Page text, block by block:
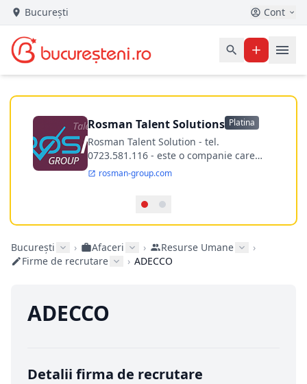
București Cont
Rosman Talent Solutions Platina
Rosman Talent Solution - tel.
0723.581.116 - este o companie care
ofera servicii de recrutare si selectie de
personal, consiliere in cariera,
perspectiva noua asupra strategiilor de
recrutare, Rosman reuseste sa atraga
It&tehnologie, inginerie, financiar,
logistica, BPO, medical, comercial etc.
rosman-group.com
București › Afaceri › Resurse Umane
›
Firme de recrutare
› ADECCO
ADECCO
Detalii firma de recrutare